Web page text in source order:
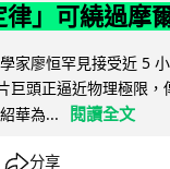
律」可繞過摩
家廖恒罕見接受近 5
巨頭正逼近物理極限，
華為...
閱讀全文
分享